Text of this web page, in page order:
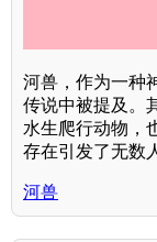
河兽，作为一种
传说中被提及。
水生爬行动物，
存在引发了无数
河兽